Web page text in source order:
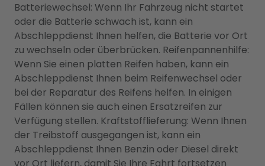
Batteriewechsel: Wenn Ihr Fahrzeug nicht startet
oder die Batterie schwach ist, kann ein
Abschleppdienst Ihnen helfen, die Batterie vor Ort
zu wechseln oder überbrücken. Reifenpannenhilfe:
Wenn Sie einen platten Reifen haben, kann ein
Abschleppdienst Ihnen beim Reifenwechsel oder
bei der Reparatur des Reifens helfen. In einigen
Fällen können sie auch einen Ersatzreifen zur
Verfügung stellen. Kraftstofflieferung: Wenn Ihnen
der Treibstoff ausgegangen ist, kann ein
Abschleppdienst Ihnen Benzin oder Diesel direkt
vor Ort liefern, damit Sie Ihre Fahrt fortsetzen